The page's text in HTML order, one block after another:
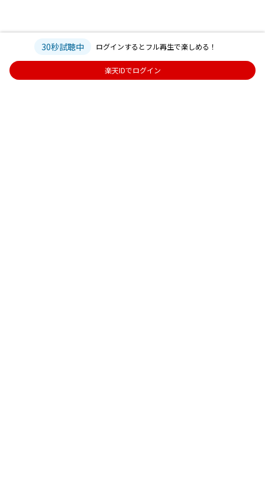
30秒試聴中 ログインするとフル再生で楽しめる！
楽天IDでログイン